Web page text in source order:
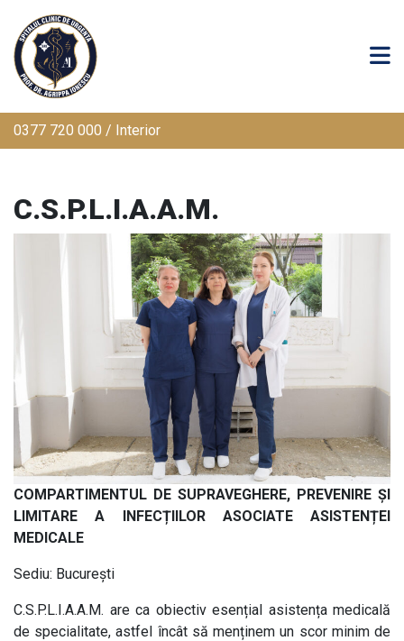
0377 720 000 / Interior
C.S.P.L.I.A.A.M.
COMPARTIMENTUL DE SUPRAVEGHERE, PREVENIRE ȘI
LIMITARE A INFECȚIILOR ASOCIATE ASISTENȚEI
MEDICALE
Sediu: București
C.S.P.L.I.A.A.M. are ca obiectiv esențial asistența medicală
de specialitate, astfel încât să menținem un scor minim de